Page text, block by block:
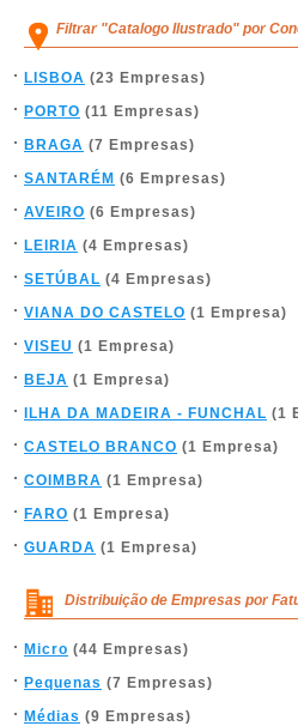
Filtrar "Catalogo Ilustrado" por
LISBOA (23 Empresas)
PORTO (11 Empresas)
BRAGA (7 Empresas)
SANTARÉM (6 Empresas)
AVEIRO (6 Empresas)
LEIRIA (4 Empresas)
SETÚBAL (4 Empresas)
VIANA DO CASTELO (1 Empresa)
VISEU (1 Empresa)
BEJA (1 Empresa)
ILHA DA MADEIRA - FUNCHAL (1
CASTELO BRANCO (1 Empresa)
COIMBRA (1 Empresa)
FARO (1 Empresa)
GUARDA (1 Empresa)
Distribuição de Empresas por
Micro (44 Empresas)
Pequenas (7 Empresas)
Médias (9 Empresas)